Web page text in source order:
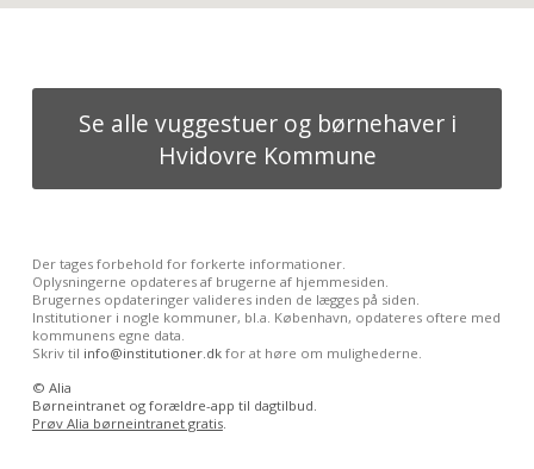
Se alle vuggestuer og børnehaver i
Hvidovre Kommune
Der tages forbehold for forkerte informationer.
Oplysningerne opdateres af brugerne af hjemmesiden.
Brugernes opdateringer valideres inden de lægges på siden.
Institutioner i nogle kommuner, bl.a. København, opdateres oftere med
kommunens egne data.
Skriv til info@institutioner.dkfor at høre om mulighederne.
© Alia
Børneintranet og forældre-app til dagtilbud.
Prøv Alia børneintranet gratis.